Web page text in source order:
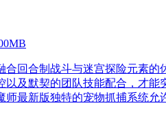
合回合制战斗与迷宫探险元素
以及默契的团队技能配合，才
师最新版独特的宠物抓捕系统允